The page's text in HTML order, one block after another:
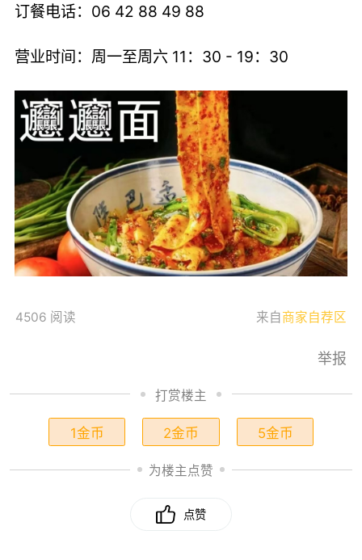
订餐电话：06 42 88 49 88
营业时间：周一至周六 11：30 - 19：30
4506 阅读 来自 商家自荐区
举报
打赏楼主
1金币 2金币 5金币
为楼主点赞
点赞